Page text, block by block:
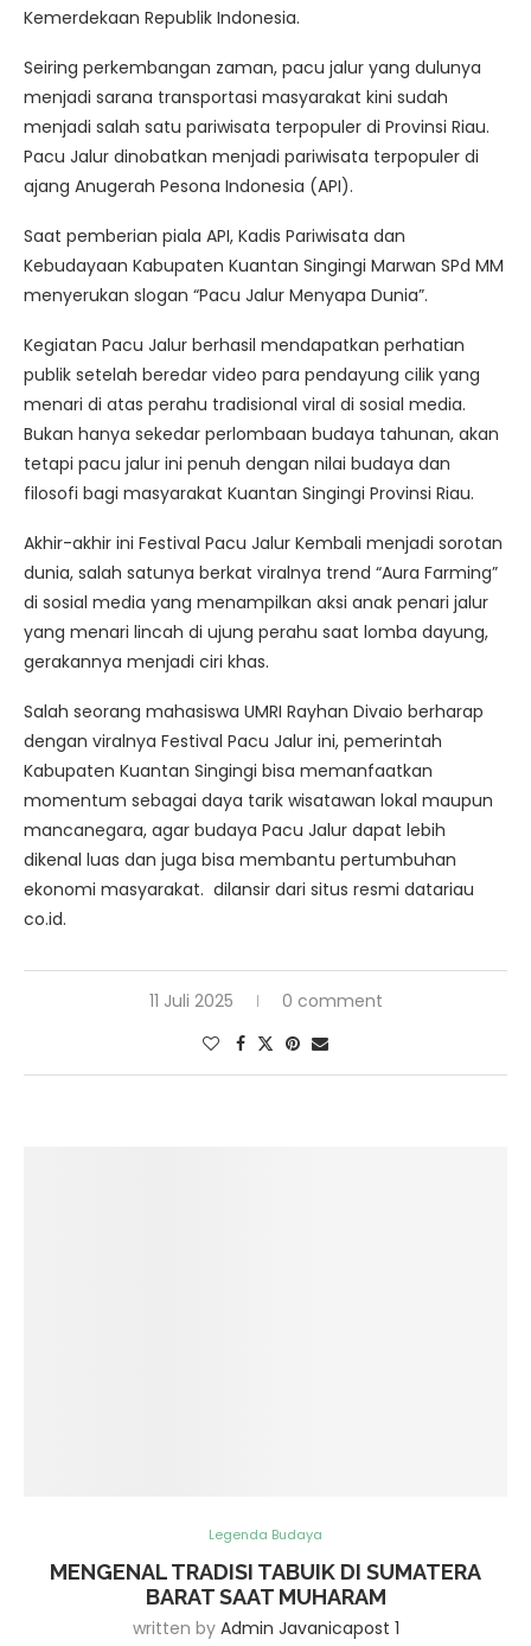
Kemerdekaan Republik Indonesia.
Seiring perkembangan zaman, pacu jalur yang dulunya
menjadi sarana transportasi masyarakat kini sudah
menjadi salah satu pariwisata terpopuler di Provinsi Riau.
Pacu Jalur dinobatkan menjadi pariwisata terpopuler di
ajang Anugerah Pesona Indonesia (API).
Saat pemberian piala API, Kadis Pariwisata dan
Kebudayaan Kabupaten Kuantan Singingi Marwan SPd MM
menyerukan slogan “Pacu Jalur Menyapa Dunia”.
Kegiatan Pacu Jalur berhasil mendapatkan perhatian
publik setelah beredar video para pendayung cilik yang
menari di atas perahu tradisional viral di sosial media.
Bukan hanya sekedar perlombaan budaya tahunan, akan
tetapi pacu jalur ini penuh dengan nilai budaya dan
filosofi bagi masyarakat Kuantan Singingi Provinsi Riau.
Akhir-akhir ini Festival Pacu Jalur Kembali menjadi sorotan
dunia, salah satunya berkat viralnya trend “Aura Farming”
di sosial media yang menampilkan aksi anak penari jalur
yang menari lincah di ujung perahu saat lomba dayung,
gerakannya menjadi ciri khas.
Salah seorang mahasiswa UMRI Rayhan Divaio berharap
dengan viralnya Festival Pacu Jalur ini, pemerintah
Kabupaten Kuantan Singingi bisa memanfaatkan
momentum sebagai daya tarik wisatawan lokal maupun
mancanegara, agar budaya Pacu Jalur dapat lebih
dikenal luas dan juga bisa membantu pertumbuhan
ekonomi masyarakat. dilansir dari situs resmi datariau
co.id.
11 Juli 2025 0 comment
Legenda Budaya
MENGENAL TRADISI TABUIK DI SUMATERA
BARAT SAAT MUHARAM
written by Admin Javanicapost 1